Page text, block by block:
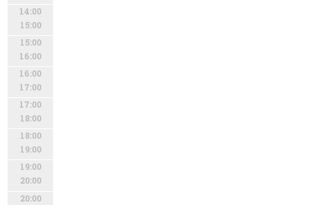
14:00
15:00
15:00
16:00
16:00
17:00
17:00
18:00
18:00
19:00
19:00
20:00
20:00